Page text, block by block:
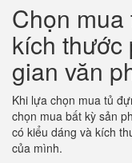
Chọn
kích thước
gian văn
Khi lựa chọn mua tủ
chọn mua bất kỳ sản
có kiểu dáng và kích
của mình.